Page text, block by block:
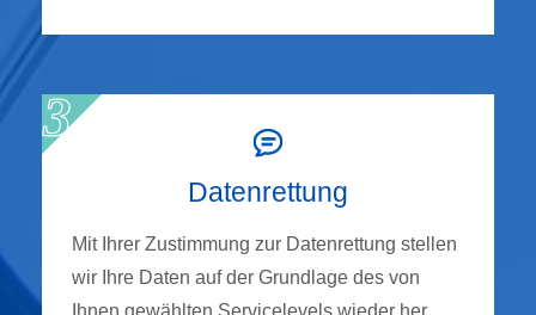
Datenrettung
Mit Ihrer Zustimmung zur Datenrettung stellen
wir Ihre Daten auf der Grundlage des von
Ihnen gewählten Servicelevels wieder her.